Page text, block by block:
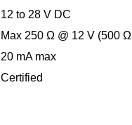
12 to 28 V DC
Max 250 Ω @ 12 V (500
20 mA max
Certified